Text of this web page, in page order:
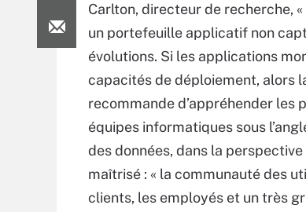
Carlton, directeur de recherche,
un portefeuille applicatif non
évolutions. Si les applications
capacités de déploiement, alors
recommande d’appréhender
équipes informatiques sous
des données, dans la
maîtrisé : « la communauté des
clients, les employés et un très